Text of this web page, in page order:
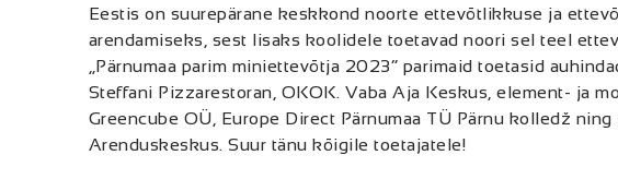
Eestis on suurepärane keskkond noorte ettevõtlikkuse ja
arendamiseks, sest lisaks koolidele toetavad noori sel teel
„Pärnumaa parim miniettevõtja 2023“ parimaid toetasid
Steffani Pizzarestoran, OKOK. Vaba Aja Keskus, element- ja
Greencube OÜ, Europe Direct Pärnumaa TÜ Pärnu kolledž ning
Arenduskeskus. Suur tänu kõigile toetajatele!